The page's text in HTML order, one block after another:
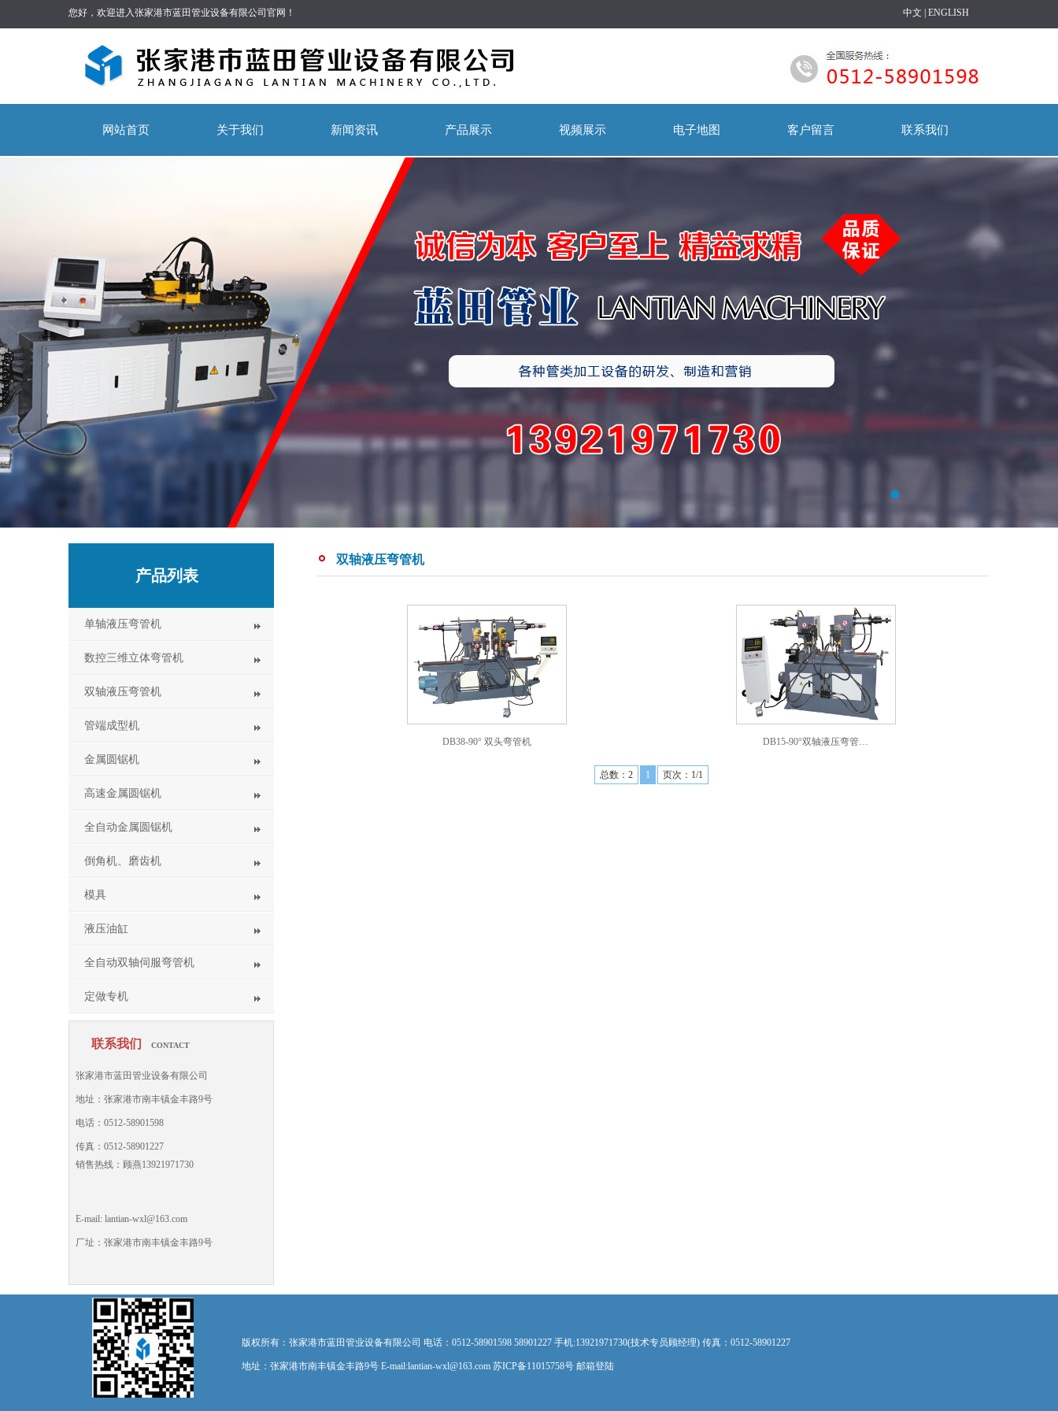
您好，欢迎进入张家港市蓝田管业设备有限公司官网！ 中文 ENGLISH
网站首页 关于我们 新闻资讯 产品展示 视频展示 电子地图 客户留言 联系我们
产品列表
单轴液压弯管机
数控三维立体弯管机
双轴液压弯管机
管端成型机
金属圆锯机
高速金属圆锯机
全自动金属圆锯机
倒角机、磨齿机
模具
液压油缸
全自动双轴伺服弯管机
定做专机
联系我们 CONTACT
张家港市蓝田管业设备有限公司
地址：张家港市南丰镇金丰路9号
电话：0512-58901598
传真：0512-58901227
销售热线：顾燕13921971730
E-mail: lantian-wxl@163.com
厂址：张家港市南丰镇金丰路9号
双轴液压弯管机
DB38-90° 双头弯管机 DB15-90°双轴液压弯管…
总数：2 1 页次：1/1
版权所有：张家港市蓝田管业设备有限公司 电话：0512-58901598 58901227 手机:13921971730(技术专员顾经理) 传真：0512-58901227
地址：张家港市南丰镇金丰路9号 E-mail:lantian-wxl@163.com 苏ICP备11015758号 邮箱登陆